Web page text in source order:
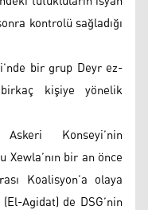
kontrolü sağladığı
bir grup Deyr ez-
kişiye yönelik
Konseyi’nin
bir an önce
Koalisyon’a olaya
Agidat) de DSG’nin